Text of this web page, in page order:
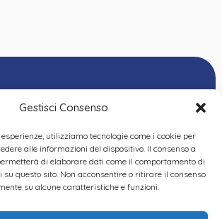
Gestisci Consenso
utilizziamo tecnologie come i cookie per
alle informazioni del dispositivo. Il consenso a
di elaborare dati come il comportamento di
su questo sito. Non acconsentire o ritirare il consenso
su alcune caratteristiche e funzioni.
Cookie
Ordine delle
Psicologhe e degli
Psicologi del Piemonte
VIA GIANNONE 8A – 10121